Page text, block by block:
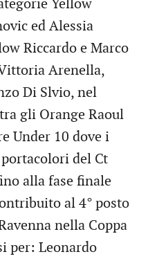
Yellow
ed Alessia
Riccardo e Marco
Arenella,
Di Slvio, nel
gli Orange Raoul
Under 10 dove i
portacolori del Ct
alla fase finale
al 4° posto
nella Coppa
per: Leonardo